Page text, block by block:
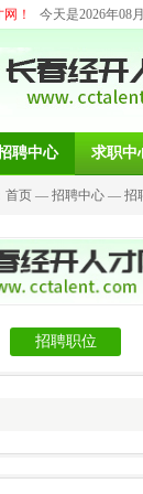
！ 今天是2026年08
聘中心 求职中
首页 — 招聘中心 — 招
招聘职位